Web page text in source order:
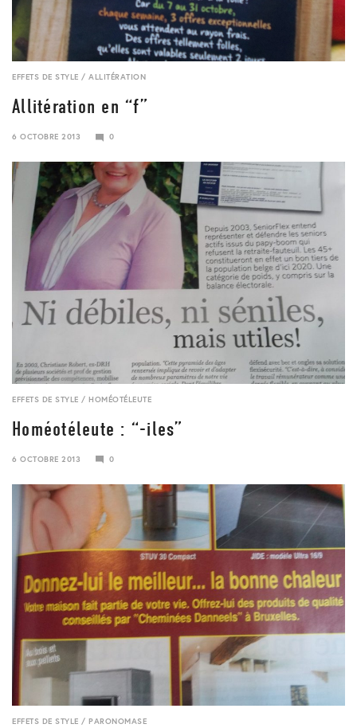
EFFETS DE STYLE / ALLITÉRATION
Allitération en “f”
6 OCTOBRE 2013
JANVIER
2018
0
EFFETS DE STYLE / HOMÉOTÉLEUTE
Homéotéleute : “-iles”
6 OCTOBRE 2013
JANVIER
0
EFFETS DE STYLE / PARONOMASE